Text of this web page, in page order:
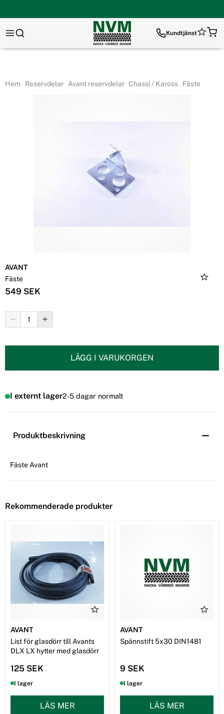
Kundtjänst
Hem Reservdelar Avant reservdelar Chassi / Kaross Fäste
AVANT
Fäste
549 SEK
LÄGG I VARUKORGEN
I externt lager2-5 dagar normalt
Produktbeskrivning
Fäste Avant
Rekommenderade produkter
AVANT
List för glasdörr till Avants
DLX LX hytter med glasdörr
125 SEK
I lager
LÄS MER
AVANT
Spännstift 5x30 DIN1481
9 SEK
I lager
LÄS MER